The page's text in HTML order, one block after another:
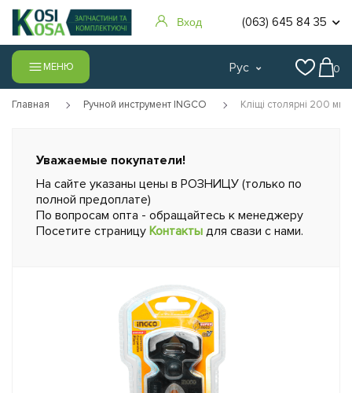
Вход (063) 645 84 35
МЕНЮ Рус 0
Главная Ручной инструмент INGCO Кліщі столярні 200 мм
Уважаемые покупатели!
На сайте указаны цены в РОЗНИЦУ (только по
полной предоплате)
По вопросам опта - обращайтесь к менеджеру
Посетите страницу Контакты для свази с нами.